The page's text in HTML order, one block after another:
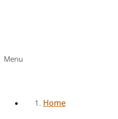
Menu
Home